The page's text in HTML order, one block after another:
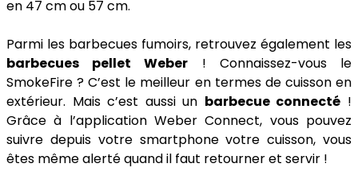
en 47 cm ou 57 cm.
Parmi les barbecues fumoirs, retrouvez également les
barbecues pellet Weber ! Connaissez-vous le
SmokeFire ? C’est le meilleur en termes de cuisson en
extérieur. Mais c’est aussi un barbecue connecté !
Grâce à l’application Weber Connect, vous pouvez
suivre depuis votre smartphone votre cuisson, vous
êtes même alerté quand il faut retourner et servir !